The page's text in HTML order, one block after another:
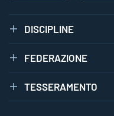
DISCIPLINE
FEDERAZIONE
TESSERAMENTO